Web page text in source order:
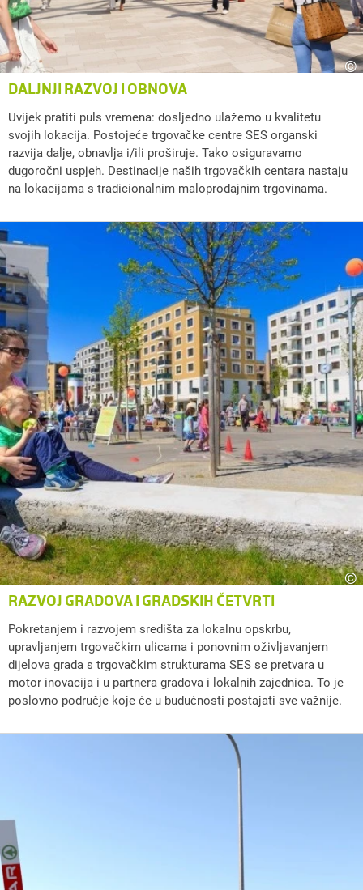
©
DALJNJI RAZVOJ I OBNOVA
Uvijek pratiti puls vremena: dosljedno ulažemo u kvalitetu
svojih lokacija. Postojeće trgovačke centre SES organski
razvija dalje, obnavlja i/ili proširuje. Tako osiguravamo
dugoročni uspjeh. Destinacije naših trgovačkih centara nastaju
na lokacijama s tradicionalnim maloprodajnim trgovinama.
©
RAZVOJ GRADOVA I GRADSKIH ČETVRTI
Pokretanjem i razvojem središta za lokalnu opskrbu,
upravljanjem trgovačkim ulicama i ponovnim oživljavanjem
dijelova grada s trgovačkim strukturama SES se pretvara u
motor inovacija i u partnera gradova i lokalnih zajednica. To je
poslovno područje koje će u budućnosti postajati sve važnije.